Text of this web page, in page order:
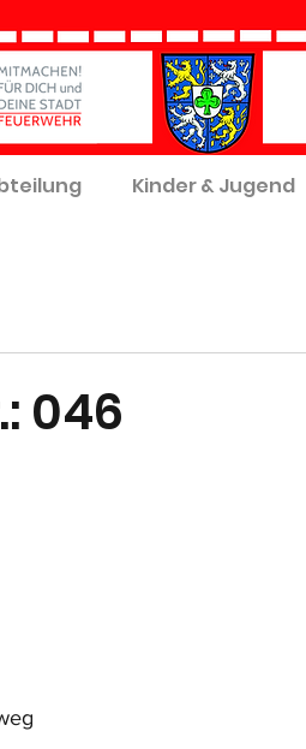
Kinder & Jugend
046